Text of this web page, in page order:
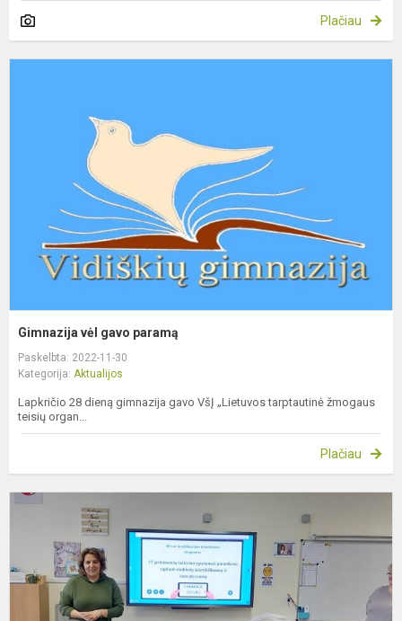
Plačiau
Gimnazija vėl gavo paramą
Paskelbta: 2022-11-30
Kategorija: Aktualijos
Lapkričio 28 dieną gimnazija gavo VšĮ „Lietuvos tarptautinė žmogaus
teisių organ...
Plačiau